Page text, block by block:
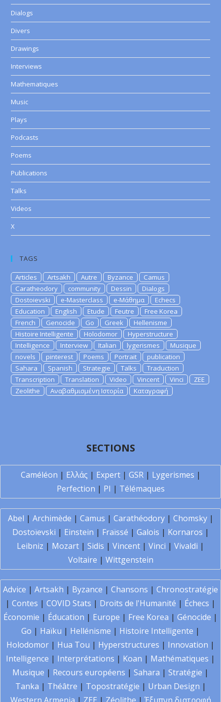
Dialogs
Divers
Drawings
Interviews
Mathematiques
Music
Plays
Podcasts
Poems
Publications
Talks
Videos
X
TAGS
Articles Artsakh Autre Byzance
Camus
Caratheodory
community Dessin
Dialogs
Dostoievski
e-Masterclass e-Μάθημα
Echecs
Education
English Etude Feutre
Free Korea
French
Genocide Go Greek
Hellenisme
Histoire Intelligente
Holodomor
Hyperstructure
Intelligence
Interview Italian lygerismes
Musique
novels
pinterest Poems Portrait
publication
Sahara
Spanish Strategie Talks
Traduction
Transcription
Translation Video Vincent Vinci
ZEE
Zeolithe
Αναβαθμισμένη Ιστορία Καταγραφή
SECTIONS
Caméléon | Ελλάς | Expert| GSR| Lygerismes |
Perfection | PI | Télémaques
Abel | Archimède | Camus | Carathéodory| Chomsky|
Dostoïevski | Einstein | Fraïssé | Galois | Kornaros |
Leibniz | Mozart | Sidis | Vincent | Vinci | Vivaldi |
Voltaire | Wittgenstein
Advice | Artsakh | Byzance | Chansons | Chronostratégie
| Contes | COVID Stats | Droits de l'Humanité | Échecs |
Économie | Éducation | Europe | Free Korea | Génocide |
Go | Haïku | Hellénisme | Histoire Intelligente |
Holodomor | Hua Tou | Hyperstructures | Innovation |
Intelligence | Interprétations | Koan | Mathématiques |
Musique | Recours européens | Sahara | Stratégie |
Tanka | Théâtre | Topostratégie | Urban Design |